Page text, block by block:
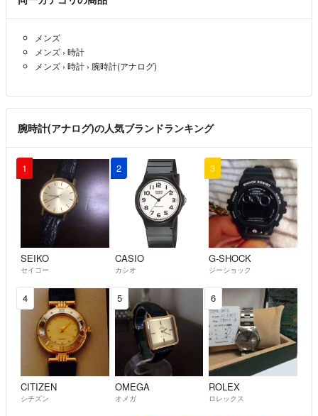
メンズ
メンズ › 時計
メンズ › 時計 › 腕時計(アナログ)
腕時計(アナログ)の人気ブランドランキング
1
SEIKO
セイコー
2
CASIO
カシオ
3
G-SHOCK
ジーショック
4
CITIZEN
シチズン
5
OMEGA
オメガ
6
ROLEX
ロレックス